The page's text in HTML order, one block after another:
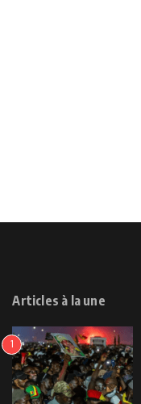
Articles à la une
1